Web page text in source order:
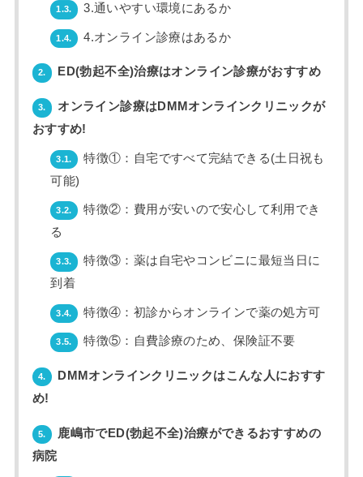
1.3. 3.通いやすい環境にあるか
1.4. 4.オンライン診療はあるか
2. ED(勃起不全)治療はオンライン診療がおすすめ
3.
オンライン診療はDMMオンラインクリニックが
おすすめ!
3.1.
特徴①：自宅ですべて完結できる(土日祝も
可能)
3.2.
特徴②：費用が安いので安心して利用でき
る
3.3.
特徴③：薬は自宅やコンビニに最短当日に
到着
3.4. 特徴④：初診からオンラインで薬の処方可
3.5. 特徴⑤：自費診療のため、保険証不要
4.
DMMオンラインクリニックはこんな人におすす
め!
5.
鹿嶋市でED(勃起不全)治療ができるおすすめの
病院